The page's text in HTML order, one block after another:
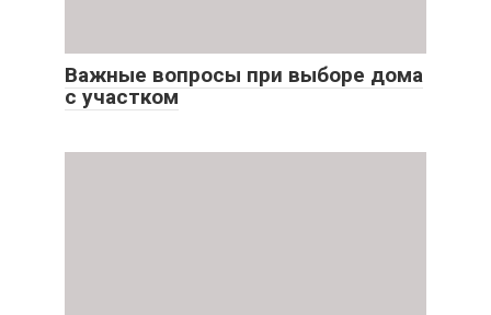
Важные вопросы при выборе дома
с участком